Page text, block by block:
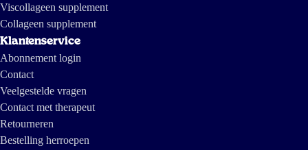
Viscollageen supplement
Collageen supplement
Klantenservice
Abonnement login
Contact
Veelgestelde vragen
Contact met therapeut
Retourneren
Bestelling herroepen